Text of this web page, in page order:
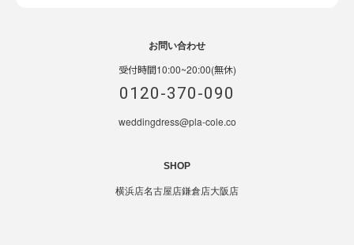
お問い合わせ
受付時間10:00~20:00(無休)
0120-370-090
weddingdress@pla-cole.co
SHOP
横浜店名古屋店鎌倉店大阪店